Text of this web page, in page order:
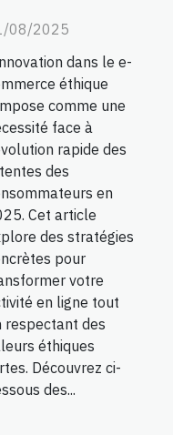
08/2025
dans le e-
éthique
comme une
face à
rapide des
des
en
Cet article
des stratégies
pour
votre
en ligne tout
respectant des
éthiques
Découvrez ci-
des...